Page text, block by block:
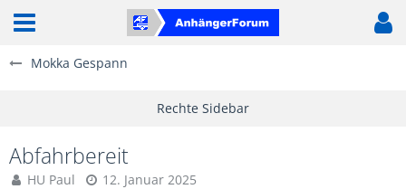
Mokka Gespann
Abfahrbereit
HU Paul 12. Januar 2025